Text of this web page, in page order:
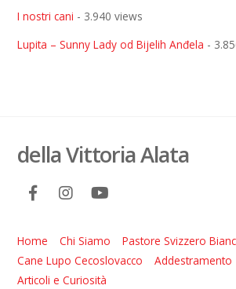
I nostri cani - 3.940 views
Lupita – Sunny Lady od Bijelih Anđela -
della Vittoria Alata
Home Chi Siamo
Pastore Svizzero
Cane Lupo Cecoslovacco
Addestramento
Articoli e Curiosità